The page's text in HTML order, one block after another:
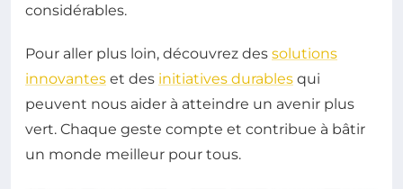
considérables.
Pour aller plus loin, découvrez des solutions
innovantes et des initiatives durables qui
peuvent nous aider à atteindre un avenir plus
vert. Chaque geste compte et contribue à bâtir
un monde meilleur pour tous.